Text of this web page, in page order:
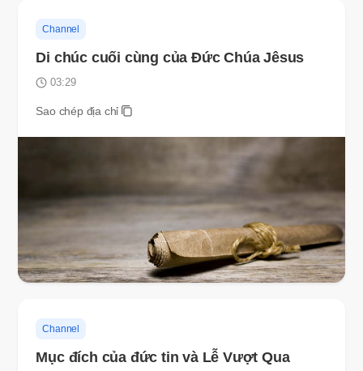
Channel
Di chúc cuối cùng của Đức Chúa Jêsus
03:29
Sao chép địa chỉ
Channel
Mục đích của đức tin và Lễ Vượt Qua